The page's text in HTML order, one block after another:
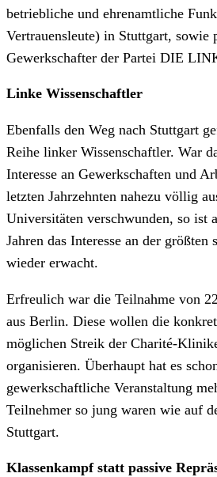
betriebliche und ehrenamtliche
Vertrauensleute) in Stuttgart, sowie
Gewerkschafter der Partei DIE
Linke Wissenschaftler
Ebenfalls den Weg nach Stuttgart
Reihe linker Wissenschaftler. War
Interesse an Gewerkschaften und
letzten Jahrzehnten nahezu völlig
Universitäten verschwunden, so ist
Jahren das Interesse an der größten
wieder erwacht.
Erfreulich war die Teilnahme von
aus Berlin. Diese wollen die
möglichen Streik der Charité-
organisieren. Überhaupt hat es
gewerkschaftliche Veranstaltung
Teilnehmer so jung waren wie auf
Stuttgart.
Klassenkampf statt passive